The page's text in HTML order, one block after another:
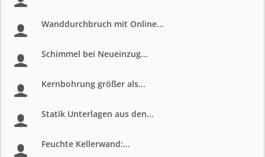
Wanddurchbruch mit Online...
Schimmel bei Neueinzug...
Kernbohrung größer als...
Statik Unterlagen aus den...
Feuchte Kellerwand:...